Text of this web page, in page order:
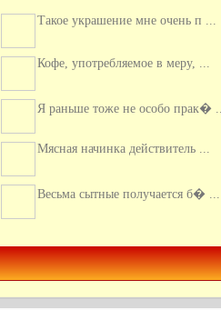
Такое украшение мне очень п ...
Кофе, употребляемое в меру, ...
Я раньше тоже не особо прак� ...
Мясная начинка действитель ...
Весьма сытные получается б� ...